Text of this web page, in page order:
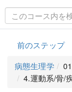
前のステップ
病態生理学
4.運動系/骨/